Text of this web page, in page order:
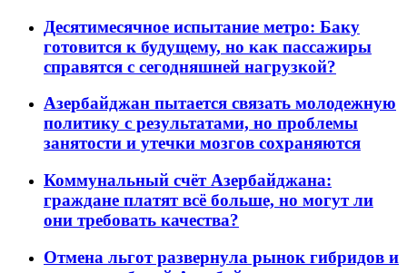
Десятимесячное испытание метро: Баку
готовится к будущему, но как пассажиры
справятся с сегодняшней нагрузкой?
Азербайджан пытается связать молодежную
политику с результатами, но проблемы
занятости и утечки мозгов сохраняются
Коммунальный счёт Азербайджана:
граждане платят всё больше, но могут ли
они требовать качества?
Отмена льгот развернула рынок гибридов и